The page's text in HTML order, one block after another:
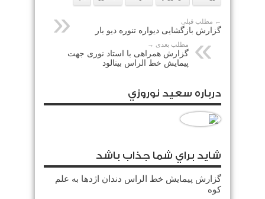
← مطلب قبلی
گزارش بازگشایی دیواره تنوره دیو بار
مطلب بعدی →
گزارش همراهی با استاد نوری جهت
پیمایش خط الراس بینالود
درباره سعيد نوروزي
شايد براي شما جذاب باشد
گزارش پیمایش خط الراس دندان اژدها به علم
کوه